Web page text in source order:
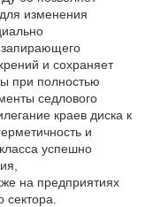
изменения
и сохраняет
при полностью
седлового
краев диска к
и
успешно
на предприятиях